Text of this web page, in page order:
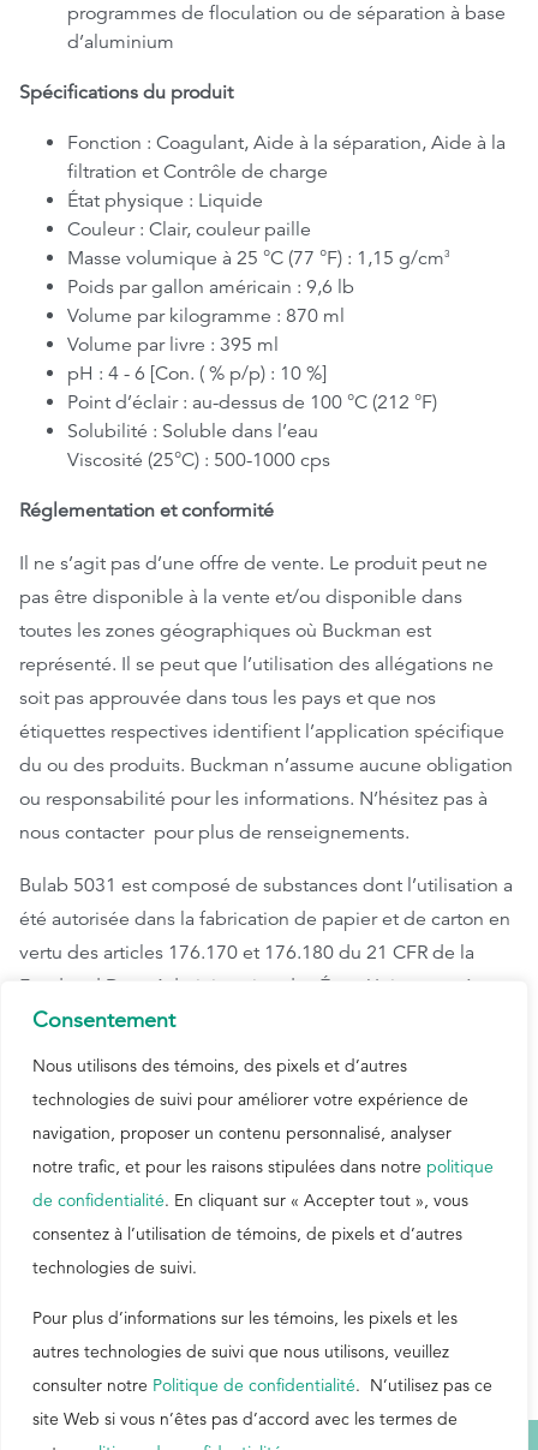
Consentement
Nous utilisons des témoins, des pixels et d’autres
technologies de suivi pour améliorer votre expérience de
navigation, proposer un contenu personnalisé, analyser
notre trafic, et pour les raisons stipulées dans notre politique
de confidentialité. En cliquant sur « Accepter tout », vous
consentez à l’utilisation de témoins, de pixels et d’autres
technologies de suivi.
Pour plus d’informations sur les témoins, les pixels et les
autres technologies de suivi que nous utilisons, veuillez
consulter notre Politique de confidentialité. N’utilisez pas ce
site Web si vous n’êtes pas d’accord avec les termes de
programmes de floculation ou de séparation à base
d’aluminium
Spécifications du produit
Fonction : Coagulant, Aide à la séparation, Aide à la
filtration et Contrôle de charge
État physique : Liquide
Couleur : Clair, couleur paille
Masse volumique à 25 °C (77 °F) : 1,15 g/cm3
Poids par gallon américain : 9,6 lb
Volume par kilogramme : 870 ml
Volume par livre : 395 ml
pH : 4 - 6 [Con. ( % p/p) : 10 %]
Point d’éclair : au-dessus de 100 °C (212 °F)
Solubilité : Soluble dans l’eau
Viscosité (25°C) : 500-1000 cps
Réglementation et conformité
Il ne s’agit pas d’une offre de vente. Le produit peut ne
pas être disponible à la vente et/ou disponible dans
toutes les zones géographiques où Buckman est
représenté. Il se peut que l’utilisation des allégations ne
soit pas approuvée dans tous les pays et que nos
étiquettes respectives identifient l’application spécifique
du ou des produits. Buckman n’assume aucune obligation
ou responsabilité pour les informations. N’hésitez pas à
nous contacter pour plus de renseignements.
Bulab 5031 est composé de substances dont l’utilisation a
été autorisée dans la fabrication de papier et de carton en
vertu des articles 176.170 et 176.180 du 21 CFR de la
Food and Drug Administration des États-Unis, sous réserve
de limites posologiques. Il est également autorisé par le
chapitre XXXVI du BfR allemand.
Des spécialistes techniques sont à la disposition des
intéressés pour répondre aux questions et aux
demandes de renseignements. Contactez-nous dès
aujourd’hui.
Courriel :connect@buckman.com
Téléphone (US) :+1 901.272.8570